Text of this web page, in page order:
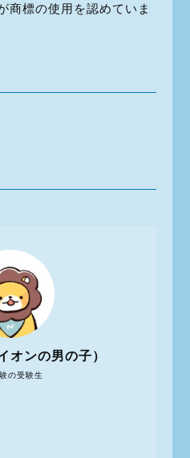
商標の使用を認めていま
の受験生
オンの男の子）